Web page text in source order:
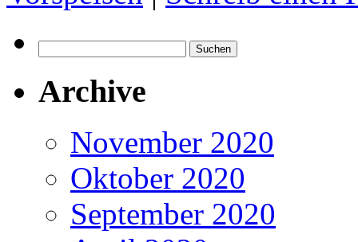
nach:
Archive
November 2020
Oktober 2020
September 2020